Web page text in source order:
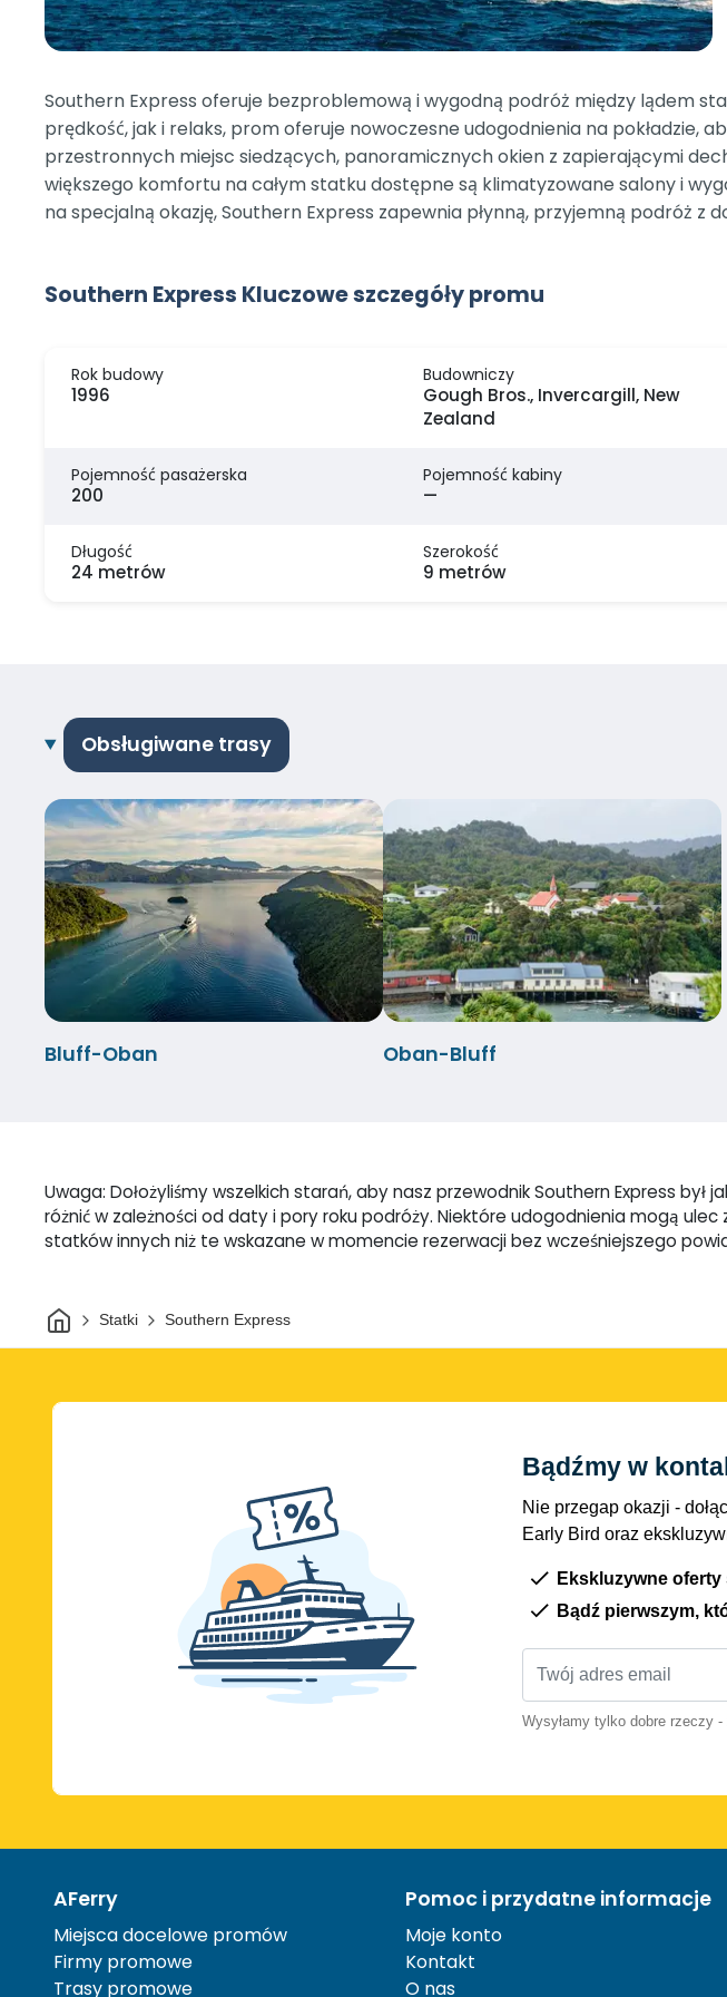
Southern Express oferuje bezproblemową i wygodną podróż między lądem
prędkość, jak i relaks, prom oferuje nowoczesne udogodnienia na pokładzie,
przestronnych miejsc siedzących, panoramicznych okien z zapierającymi
większego komfortu na całym statku dostępne są klimatyzowane salony i
na specjalną okazję, Southern Express zapewnia płynną, przyjemną podróż z
Southern Express Kluczowe szczegóły promu
Rok budowy
1996
Budowniczy
Gough Bros., Invercargill, New
Zealand
Pojemność pasażerska
200
Pojemność kabiny
—
Długość
24 metrów
Szerokość
9 metrów
Obsługiwane trasy
Bluff-Oban Oban-Bluff
Uwaga: Dołożyliśmy wszelkich starań, aby nasz przewodnik Southern Express był
różnić w zależności od daty i pory roku podróży. Niektóre udogodnienia mogą
statków innych niż te wskazane w momencie rezerwacji bez wcześniejszego
DomStatki Southern Express
Bądźmy w
Nie przegap okazji -
Early Bird oraz
Ekskluzywne oferty
Bądź pierwszym,
Wysyłamy tylko dobre rzeczy
AFerry
Miejsca docelowe promów
Firmy promowe
Trasy promowe
Pomoc i przydatne informacje
Moje konto
Kontakt
O nas